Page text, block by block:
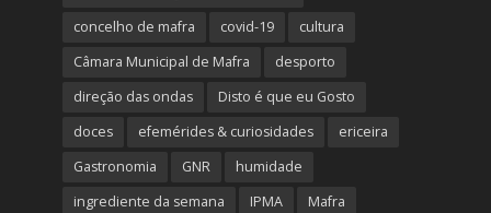
concelho de mafra
covid-19
cultura
Câmara Municipal de Mafra
desporto
direção das ondas
Disto é que eu Gosto
doces
efemérides & curiosidades
ericeira
Gastronomia
GNR
humidade
ingrediente da semana
IPMA
Mafra